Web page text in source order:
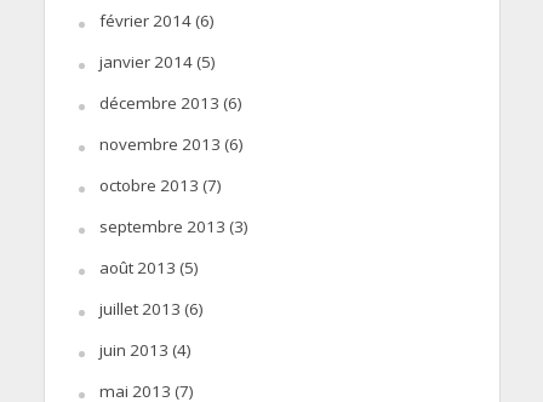
février 2014(6)
janvier 2014(5)
décembre 2013 (6)
novembre 2013 (6)
octobre 2013 (7)
septembre 2013 (3)
août 2013 (5)
juillet 2013 (6)
juin 2013 (4)
mai 2013 (7)